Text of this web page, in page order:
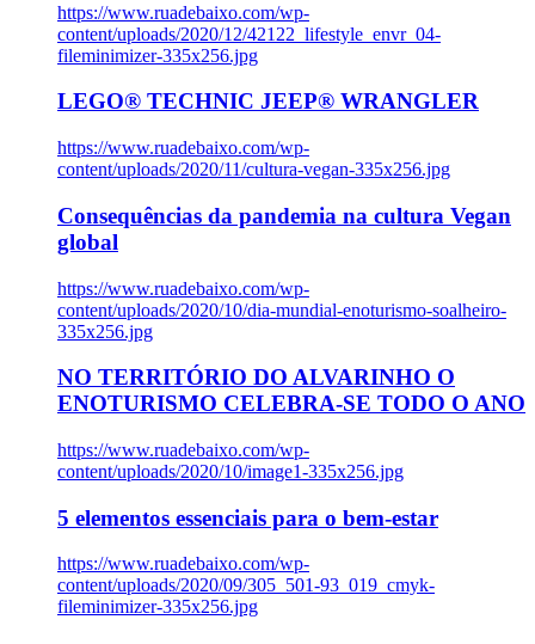
https://www.ruadebaixo.com/wp-
content/uploads/2020/12/42122_lifestyle_envr_04-
fileminimizer-335x256.jpg
LEGO® TECHNIC JEEP® WRANGLER
https://www.ruadebaixo.com/wp-
content/uploads/2020/11/cultura-vegan-335x256.jpg
Consequências da pandemia na cultura Vegan
global
https://www.ruadebaixo.com/wp-
content/uploads/2020/10/dia-mundial-enoturismo-soalheiro-
335x256.jpg
NO TERRITÓRIO DO ALVARINHO O
ENOTURISMO CELEBRA-SE TODO O ANO
https://www.ruadebaixo.com/wp-
content/uploads/2020/10/image1-335x256.jpg
5 elementos essenciais para o bem-estar
https://www.ruadebaixo.com/wp-
content/uploads/2020/09/305_501-93_019_cmyk-
fileminimizer-335x256.jpg